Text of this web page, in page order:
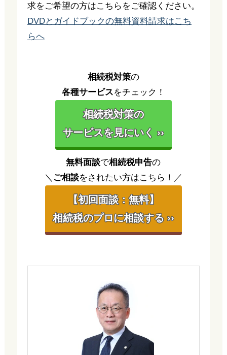
求をご希望の方はこちらをご確認ください。
DVDとガイドブックの無料資料請求はこち
らへ
相続税対策の
各種サービスをチェック！
相続税対策の
サービスを見にいく ››
無料面談で相続税申告の
＼ ご相談をされたい方はこちら！／
【初回面談：無料】
相続税のプロに相談する ››